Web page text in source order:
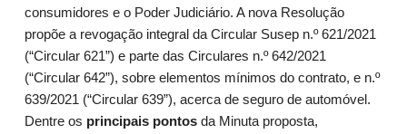
consumidores e o Poder Judiciário. A nova Resolução
propõe a revogação integral da Circular Susep n.º 621/2021
(“Circular 621”) e parte das Circulares n.º 642/2021
(“Circular 642”), sobre elementos mínimos do contrato, e n.º
639/2021 (“Circular 639”), acerca de seguro de automóvel.
Dentre os principais pontos da Minuta proposta,